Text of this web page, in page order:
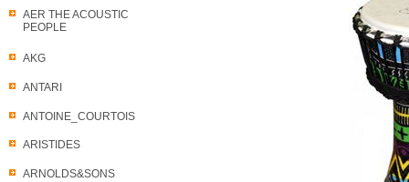
AER THE ACOUSTIC
PEOPLE
AKG
ANTARI
ANTOINE_COURTOIS
ARISTIDES
ARNOLDS&SONS